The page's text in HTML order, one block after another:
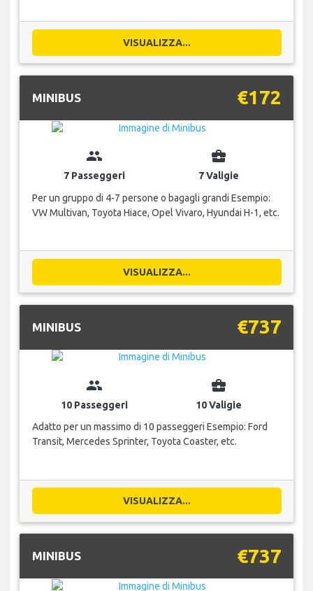
VISUALIZZA...
MINIBUS €172
group
7 Passeggeri
business_center
7 Valigie
Per un gruppo di 4-7 persone o bagagli grandi Esempio:
VW Multivan, Toyota Hiace, Opel Vivaro, Hyundai H-1, etc.
VISUALIZZA...
MINIBUS €737
group
10 Passeggeri
business_center
10 Valigie
Adatto per un massimo di 10 passeggeri Esempio: Ford
Transit, Mercedes Sprinter, Toyota Coaster, etc.
VISUALIZZA...
MINIBUS €737